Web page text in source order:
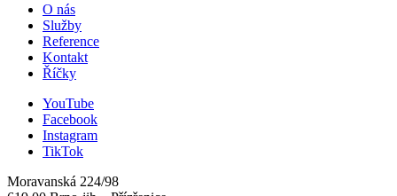
O nás
Služby
Reference
Kontakt
Říčky
YouTube
Facebook
Instagram
TikTok
Moravanská 224/98